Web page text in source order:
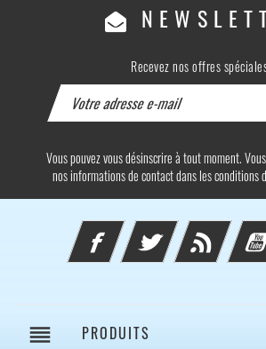
Recevez nos offres
Vous pouvez vous désinscrire à tout moment.
nos informations de contact dans les conditions
FacebookTwitter Rss
reorder PRODUITS